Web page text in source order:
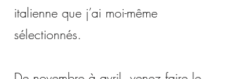
italienne que j’ai moi-même
sélectionnés.